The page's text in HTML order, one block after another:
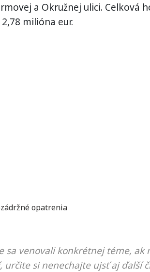
a Okružnej ulici. Celková
milióna eur.
opatrenia
sa venovali konkrétnej téme, ak
určite si nenechajte ujsť aj ďalší